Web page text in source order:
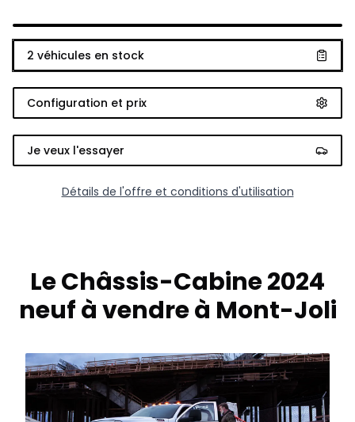
2 véhicules en stock
Configuration et prix
Je veux l'essayer
Détails de l'offre et conditions d'utilisation
Le Châssis-Cabine 2024
neuf à vendre à Mont-Joli